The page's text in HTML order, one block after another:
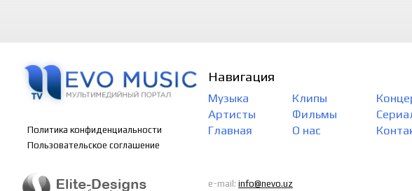
Политика конфиденциальности
Пользовательское соглашение
Навигация
Музыка Клипы
Артисты
Фильмы
Главная
О нас
e-mail:info@nevo.uz